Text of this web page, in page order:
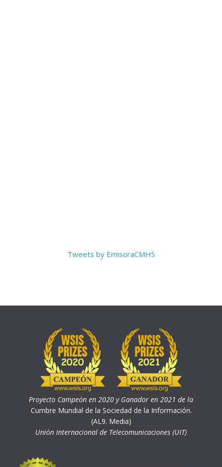
Tweets by EmisoraCMHS
Proyecto Campeón en 2020 y Ganador en 2021 de la
Cumbre Mundial de la Sociedad de la Información.
(AL9. Media)
Unión Internacional de Telecomunicaciones (UIT)